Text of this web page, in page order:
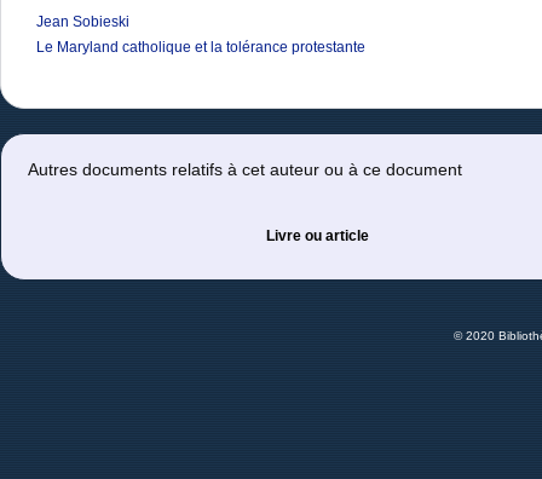
Jean Sobieski
Le Maryland catholique et la tolérance protestante
Autres documents relatifs à cet auteur ou à ce document
Livre ou article
© 2020